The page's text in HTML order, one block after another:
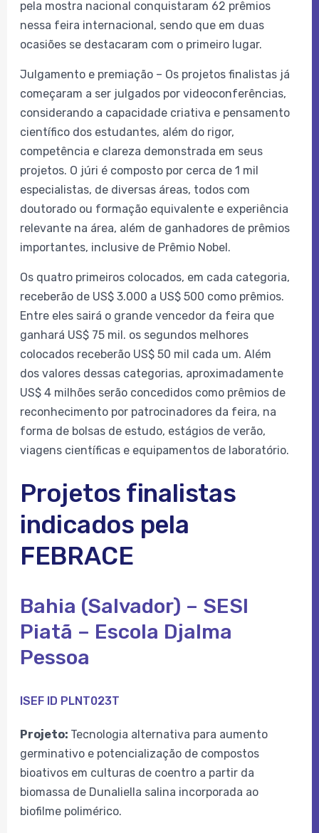
pela mostra nacional conquistaram 62 prêmios
nessa feira internacional, sendo que em duas
ocasiões se destacaram com o primeiro lugar.
Julgamento e premiação – Os projetos finalistas já
começaram a ser julgados por videoconferências,
considerando a capacidade criativa e pensamento
científico dos estudantes, além do rigor,
competência e clareza demonstrada em seus
projetos. O júri é composto por cerca de 1 mil
especialistas, de diversas áreas, todos com
doutorado ou formação equivalente e experiência
relevante na área, além de ganhadores de prêmios
importantes, inclusive de Prêmio Nobel.
Os quatro primeiros colocados, em cada categoria,
receberão de US$ 3.000 a US$ 500 como prêmios.
Entre eles sairá o grande vencedor da feira que
ganhará US$ 75 mil. os segundos melhores
colocados receberão US$ 50 mil cada um. Além
dos valores dessas categorias, aproximadamente
US$ 4 milhões serão concedidos como prêmios de
reconhecimento por patrocinadores da feira, na
forma de bolsas de estudo, estágios de verão,
viagens científicas e equipamentos de laboratório.
Projetos finalistas
indicados pela
FEBRACE
Bahia (Salvador) – SESI
Piatã – Escola Djalma
Pessoa
ISEF ID PLNT023T
Projeto: Tecnologia alternativa para aumento
germinativo e potencialização de compostos
bioativos em culturas de coentro a partir da
biomassa de Dunaliella salina incorporada ao
biofilme polimérico.